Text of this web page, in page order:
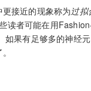
接近的现象称为过拟
读者可能在用
果有足够多的神经